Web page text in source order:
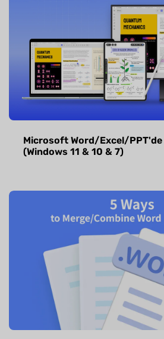
Microsoft Word/Excel/PPT'de
(Windows 11 & 10 & 7)